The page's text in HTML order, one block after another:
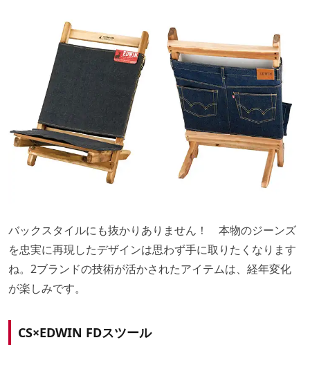
バックスタイルにも抜かりありません！ 本物のジーンズ
を忠実に再現したデザインは思わず手に取りたくなります
ね。2ブランドの技術が活かされたアイテムは、経年変化
が楽しみです。
CS×EDWIN FDスツール